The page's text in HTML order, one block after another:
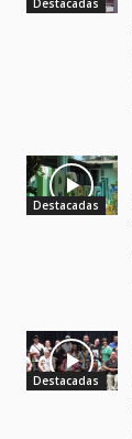
Destacadas
Destacadas
Destacadas